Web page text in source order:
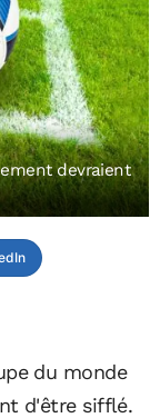
devraient
du monde
d'être sifflé.